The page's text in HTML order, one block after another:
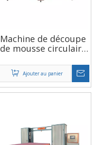
Machine de découpe
de mousse circulaire
CNC
Ajouter au panier